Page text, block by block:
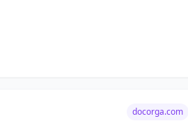
docorga.com